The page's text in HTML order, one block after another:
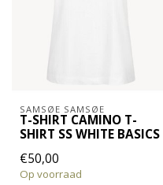
SAMSØE SAMSØE
T-SHIRT CAMINO T-
SHIRT SS WHITE BASICS
€50,00
Op voorraad